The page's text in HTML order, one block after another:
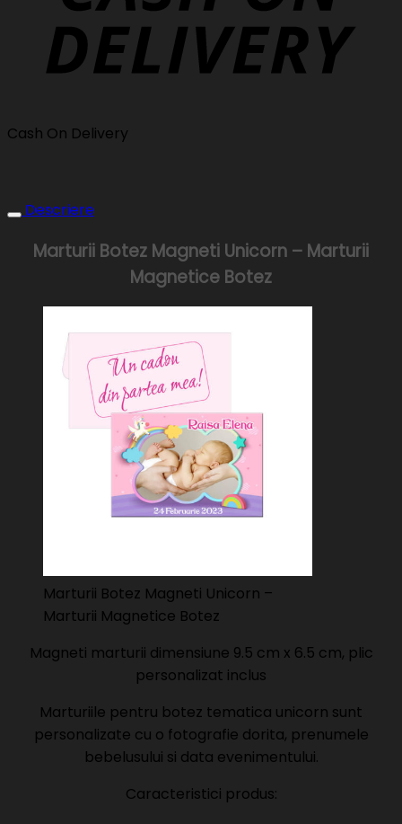
Cash On Delivery
Descriere
Marturii Botez Magneti Unicorn – Marturii
Magnetice Botez
Marturii Botez Magneti Unicorn –
Marturii Magnetice Botez
Magneti marturii dimensiune 9.5 cm x 6.5 cm, plic
personalizat inclus
Marturiile pentru botez tematica unicorn sunt
personalizate cu o fotografie dorita, prenumele
bebelusului si data evenimentului.
Caracteristici produs: